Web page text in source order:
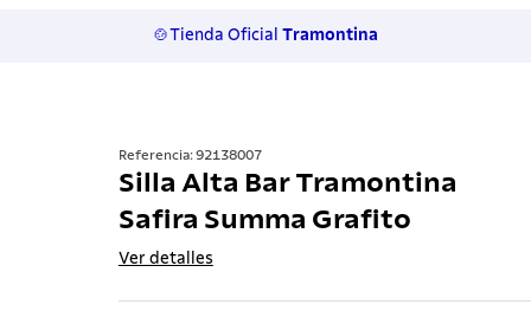
🍲Tienda Oficial Tramontina
Referencia:92138007
Silla Alta Bar Tramontina
Safira Summa Grafito
Ver detalles